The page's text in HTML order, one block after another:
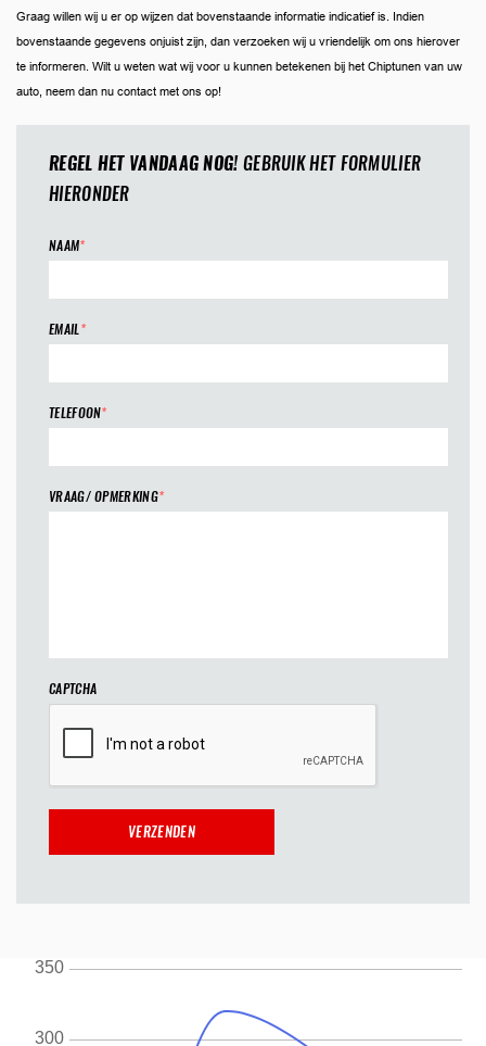
Graag willen wij u er op wijzen dat bovenstaande informatie indicatief is. Indien
bovenstaande gegevens onjuist zijn, dan verzoeken wij u vriendelijk om ons hierover
te informeren. Wilt u weten wat wij voor u kunnen betekenen bij het Chiptunen van uw
auto, neem dan nu contact met ons op!
REGEL HET VANDAAG NOG!GEBRUIK HET FORMULIER
HIERONDER
NAAM*
EMAIL*
TELEFOON*
VRAAG/ OPMERKING*
CAPTCHA